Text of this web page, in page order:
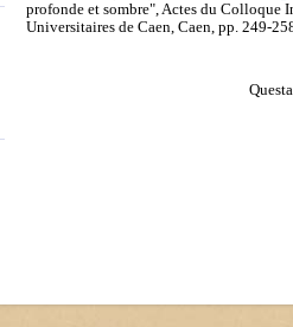
profonde et sombre", Actes du Colloque
Universitaires de Caen, Caen, pp. 249-